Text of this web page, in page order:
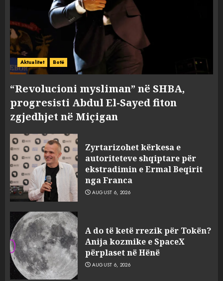
Aktualitet Botë
“Revolucioni mysliman” në SHBA,
progresisti Abdul El-Sayed fiton
zgjedhjet në Miçigan
Zyrtarizohet kërkesa e
autoriteteve shqiptare për
ekstradimin e Ermal Beqirit
nga Franca
AUGUST 6, 2026
A do të ketë rrezik për Tokën?
Anija kozmike e SpaceX
përplaset në Hënë
AUGUST 6, 2026